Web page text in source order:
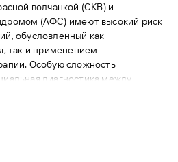
волчанкой (СКВ) и
(АФС) имеют высокий риск
обусловленный как
так и применением
Особую сложность
диагностика между
исход
СКВ.